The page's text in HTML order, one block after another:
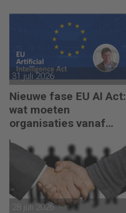
31 juli 2026
Nieuwe fase EU AI Act:
wat moeten
organisaties vanaf
augustus 2026
regelen?
28 juli 2026